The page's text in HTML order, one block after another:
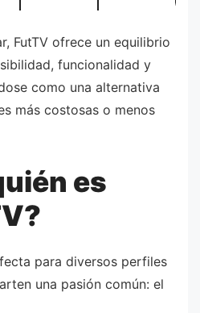
FutTV ofrece un equilibrio
funcionalidad y
como una alternativa
más costosas o menos
es
para diversos perfiles
una pasión común: el